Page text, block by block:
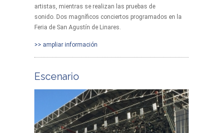
artistas, mientras se realizan las pruebas de
sonido. Dos magníficos conciertos programados en la
Feria de San Agustín de Linares.
>> ampliar información
Escenario